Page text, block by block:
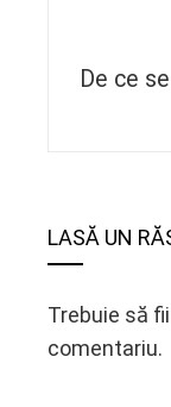
De ce
LASĂ UN
Trebuie să fii
comentariu.